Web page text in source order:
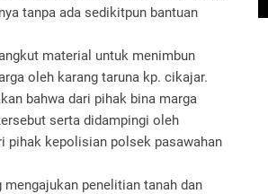
tanpa ada sedikitpun bantuan
material untuk menimbun
oleh karang taruna kp. cikajar.
bahwa dari pihak bina marga
serta didampingi oleh
pihak kepolisian polsek pasawahan
penelitian tanah dan